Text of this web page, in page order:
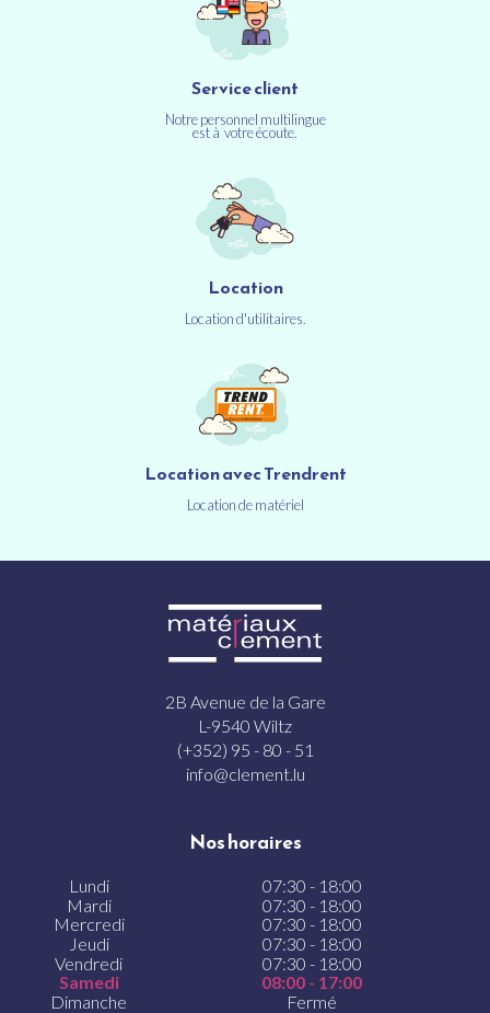
Service client
Notre personnel multilingue
est à votre écoute.
Location
Location d'utilitaires.
Location avec Trendrent
Location de matériel
2B Avenue de la Gare
L-9540 Wiltz
(+352) 95 - 80 - 51
info@clement.lu
Nos horaires
Lundi
07:30 - 18:00
Mardi
07:30 - 18:00
Mercredi
07:30 - 18:00
Jeudi
07:30 - 18:00
Vendredi
07:30 - 18:00
Samedi
08:00 - 17:00
Dimanche
Fermé